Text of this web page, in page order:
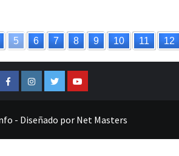
5 6 7 8 9 10 11 12
FacebookInstagramTwitterYoutube
- Diseñado por Net Masters